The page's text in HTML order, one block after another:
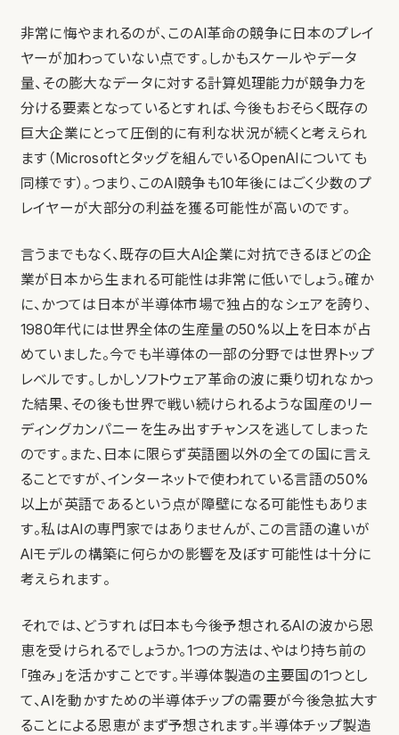
非常に悔やまれるのが、このAI革命の競争に日本のプレイ
ヤーが加わっていない点です。しかもスケールやデータ
量、その膨大なデータに対する計算処理能力が競争力を
分ける要素となっているとすれば、今後もおそらく既存の
巨大企業にとって圧倒的に有利な状況が続くと考えられ
ます（Microsoftとタッグを組んでいるOpenAIについても
同様です）。つまり、このAI競争も10年後にはごく少数のプ
レイヤーが大部分の利益を獲る可能性が高いのです。
言うまでもなく、既存の巨大AI企業に対抗できるほどの企
業が日本から生まれる可能性は非常に低いでしょう。確か
に、かつては日本が半導体市場で独占的なシェアを誇り、
1980年代には世界全体の生産量の50%以上を日本が占
めていました。今でも半導体の一部の分野では世界トップ
レベルです。しかしソフトウェア革命の波に乗り切れなかっ
た結果、その後も世界で戦い続けられるような国産のリー
ディングカンパニーを生み出すチャンスを逃してしまった
のです。また、日本に限らず英語圏以外の全ての国に言え
ることですが、インターネットで使われている言語の50%
以上が英語であるという点が障壁になる可能性もありま
す。私はAIの専門家ではありませんが、この言語の違いが
AIモデルの構築に何らかの影響を及ぼす可能性は十分に
考えられます。
それでは、どうすれば日本も今後予想されるAIの波から恩
恵を受けられるでしょうか。1つの方法は、やはり持ち前の
「強み」を活かすことです。半導体製造の主要国の1つとし
て、AIを動かすための半導体チップの需要が今後急拡大す
ることによる恩恵がまず予想されます。半導体チップ製造